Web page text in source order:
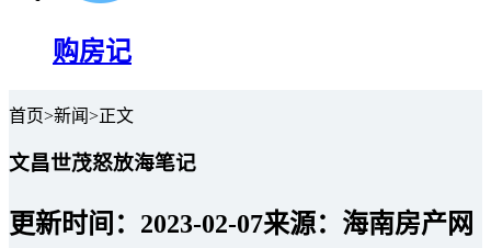
购房记
首页>新闻>正文
文昌世茂怒放海笔记
更新时间：2023-02-07来源：海南房产网